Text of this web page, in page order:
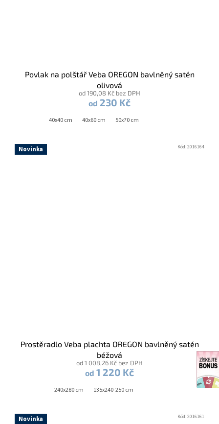
Povlak na polštář Veba OREGON bavlněný satén
olivová
od 190,08 Kč bez DPH
od 230 Kč
40x40 cm 40x60 cm 50x70 cm
Novinka
Prostěradlo Veba plachta OREGON bavlněný satén
béžová
od 1 008,26 Kč bez DPH
od 1 220 Kč
240x280 cm 135x240-250 cm
Kód:2016164
Novinka Kód:2016161